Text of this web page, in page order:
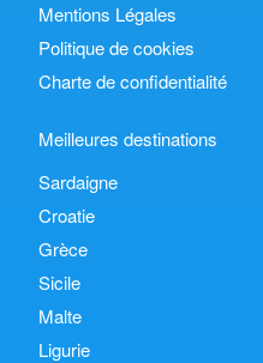
Mentions Légales
Politique de cookies
Charte de confidentialité
Meilleures destinations
Sardaigne
Croatie
Grèce
Sicile
Malte
Ligurie